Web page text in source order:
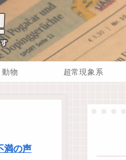
動物 超常現象系
満の声